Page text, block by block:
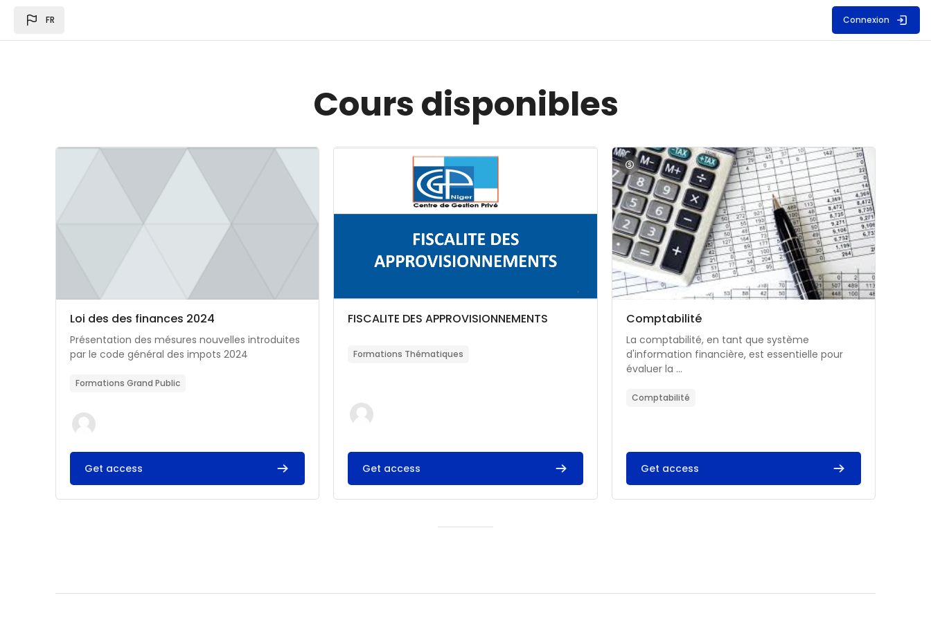
FR Connexion
Cours disponibles
Image du cours Loi des des finances 2024
Catégorie de cours
Nom du cours
Loi des des finances 2024
Résumé du cours :
Présentation des mésures nouvelles introduites
par le code général des impots 2024
Formations Grand Public
Get access
Image du cours FISCALITE DES APPROVISIONNEMENTS
Catégorie de cours
Nom du cours
FISCALITE DES APPROVISIONNEMENTS
Formations Thématiques
Get access
Image du cours Comptabilité
Catégorie de cours
Nom du cours
Comptabilité
Résumé du cours :
La comptabilité, en tant que système
d'information financière, est essentielle pour
évaluer la ...
Comptabilité
Get access